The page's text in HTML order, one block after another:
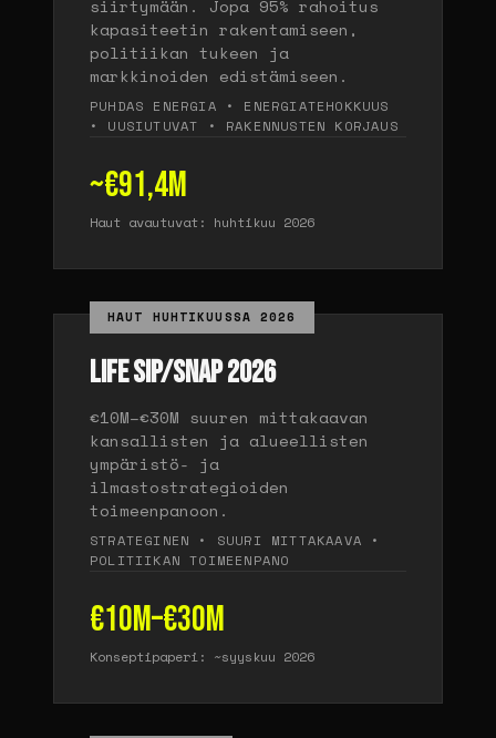
siirtymään. Jopa 95% rahoitus
kapasiteetin rakentamiseen,
politiikan tukeen ja
markkinoiden edistämiseen.
PUHDAS ENERGIA • ENERGIATEHOKKUUS
• UUSIUTUVAT • RAKENNUSTEN KORJAUS
~€91,4M
Haut avautuvat: huhtikuu 2026
HAUT HUHTIKUUSSA 2026
LIFE SIP/SNAP 2026
€10M–€30M suuren mittakaavan
kansallisten ja alueellisten
ympäristö- ja
ilmastostrategioiden
toimeenpanoon.
STRATEGINEN • SUURI MITTAKAAVA •
POLITIIKAN TOIMEENPANO
€10M–€30M
Konseptipaperi: ~syyskuu 2026